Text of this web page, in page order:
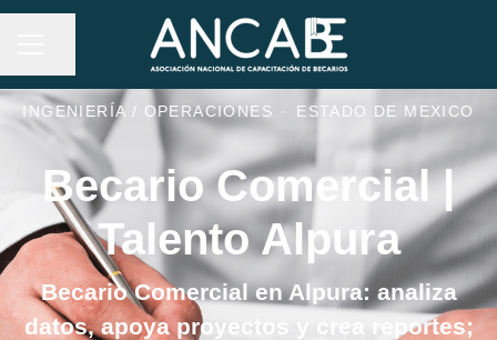
MENÚ DE EMPLEO
Compartir página
INGENIERÍA / OPERACIONES · ESTADO DE MEXICO
Becario Comercial |
Talento Alpura
Becario Comercial en Alpura: analiza
datos, apoya proyectos y crea reportes;